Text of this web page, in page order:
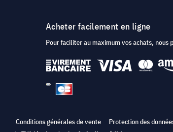
Acheter facilement en ligne
Pour faciliter au maximum vos achats, nous
Conditions générales de vente Protection des